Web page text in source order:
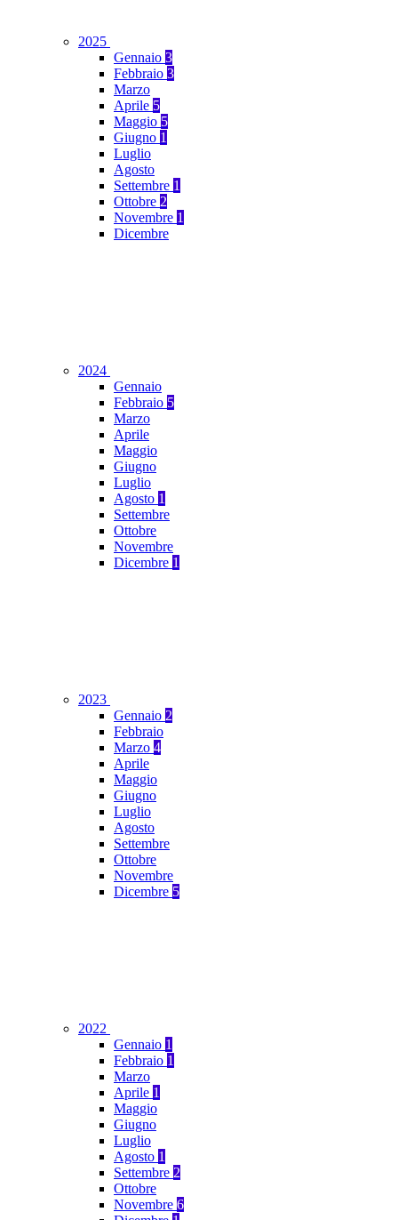
2025
Gennaio 3
Febbraio 3
Marzo
Aprile 5
Maggio 5
Giugno 1
Luglio
Agosto
Settembre 1
Ottobre 2
Novembre 1
Dicembre
2024
Gennaio
Febbraio 5
Marzo
Aprile
Maggio
Giugno
Luglio
Agosto 1
Settembre
Ottobre
Novembre
Dicembre 1
2023
Gennaio 2
Febbraio
Marzo 4
Aprile
Maggio
Giugno
Luglio
Agosto
Settembre
Ottobre
Novembre
Dicembre 5
2022
Gennaio 1
Febbraio 1
Marzo
Aprile 1
Maggio
Giugno
Luglio
Agosto 1
Settembre 2
Ottobre
Novembre 6